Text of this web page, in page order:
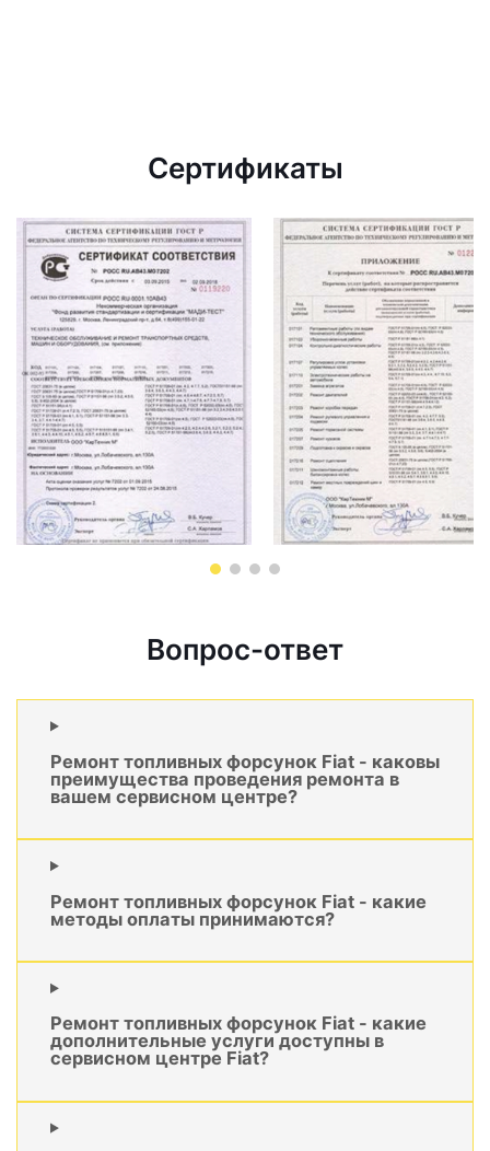
Сертификаты
Вопрос-ответ
Ремонт топливных форсунок Fiat - каковы
преимущества проведения ремонта в
вашем сервисном центре?
Ремонт топливных форсунок Fiat - какие
методы оплаты принимаются?
Ремонт топливных форсунок Fiat - какие
дополнительные услуги доступны в
сервисном центре Fiat?